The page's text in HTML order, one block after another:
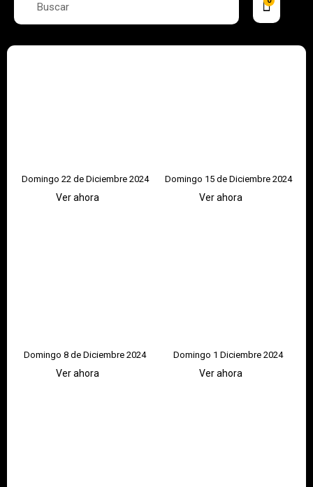
Cart
Domingo 22 de Diciembre 2024
Ver ahora
Domingo 15 de Diciembre 2024
Ver ahora
Domingo 8 de Diciembre 2024
Ver ahora
Domingo 1 Diciembre 2024
Ver ahora